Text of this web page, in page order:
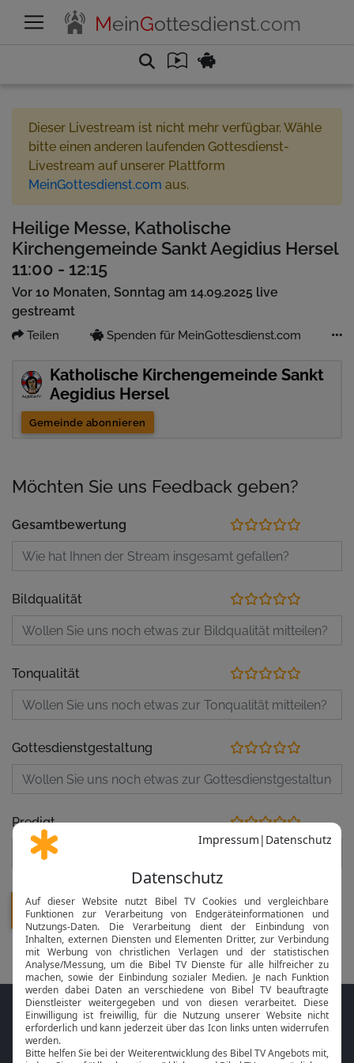
MeinGottesdienst.com
Dieser Livestream ist nicht mehr verfügbar. Wähle
bitte einen anderen laufenden Gottesdienst-
Livestream auf unserer Plattform
MeinGottesdienst.com aus.
Heilige Messe, Katholische
Kirchengemeinde Sankt Aegidius Hersel
11:00 - 12:15
Vor 10 Monaten, Sonntag am 14.09.2025 live
gestreamt
Teilen Spenden für MeinGottesdienst.com
Katholische Kirchengemeinde Sankt
Aegidius Hersel
Gemeinde abonnieren
Möchten Sie uns Feedback geben?
Gesamtbewertung
Bildqualität
Tonqualität
Gottesdienstgestaltung
Predigt
Folge MeinGottesdienst.com auf den
Sozialen Medien